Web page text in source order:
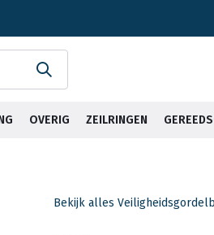
verzonden! Gratis
OVERIG ZEILRINGEN
Bekijk alles